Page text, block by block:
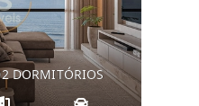
DORMITÓRIOS